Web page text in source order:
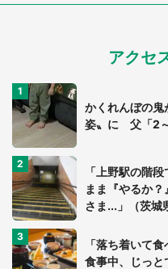
アクセ
かくれんぼの
姿〟に 父「2
「上野駅の階
まま『やるか
さま...」（茨城
「落ち着いて
食事中、じっと